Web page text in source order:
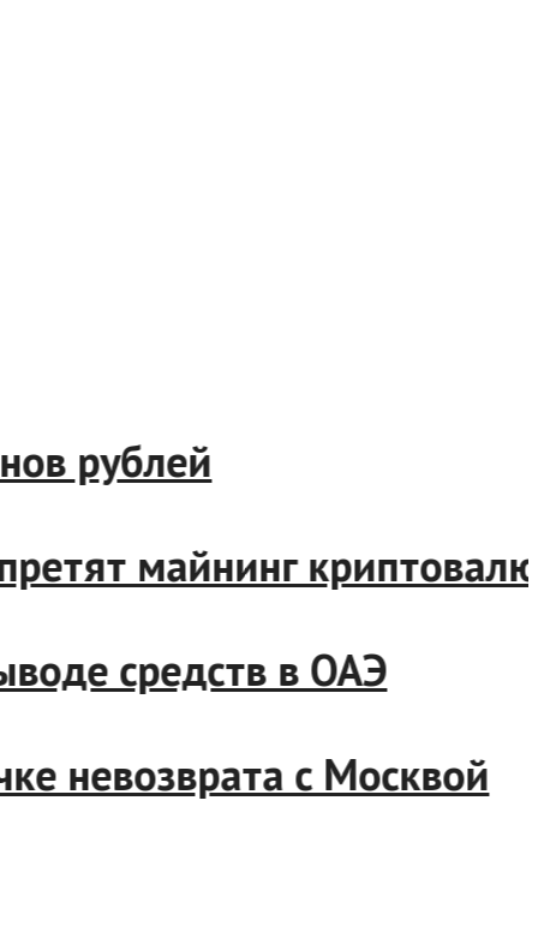
рублей
майнинг
средств в ОАЭ
невозврата с Москвой